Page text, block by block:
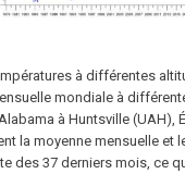
à différentes
mondiale à
à Huntsville (UAH),
la moyenne mensuelle et
des 37 derniers mois, ce